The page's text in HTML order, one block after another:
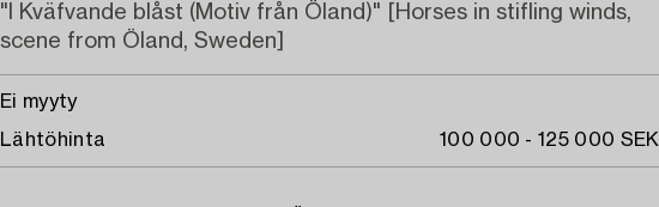
"I Kväfvande blåst (Motiv från Öland)" [Horses in stifling winds,
scene from Öland, Sweden]
Ei myyty
Lähtöhinta
100 000 - 125 000 SEK